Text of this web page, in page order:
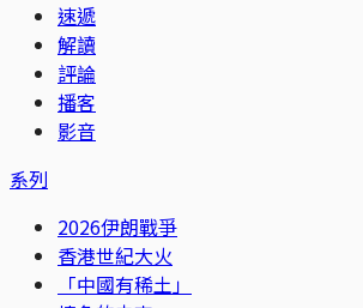
速遞
解讀
評論
播客
影音
系列
2026伊朗戰爭
香港世紀大火
「中國有稀土」